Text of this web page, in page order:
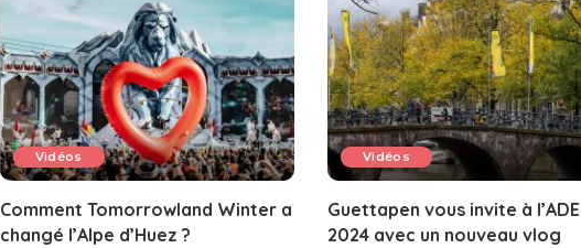
Vidéos
Comment Tomorrowland Winter a
changé l’Alpe d’Huez ?
Vidéos
Guettapen vous invite à l’ADE
2024 avec un nouveau vlog